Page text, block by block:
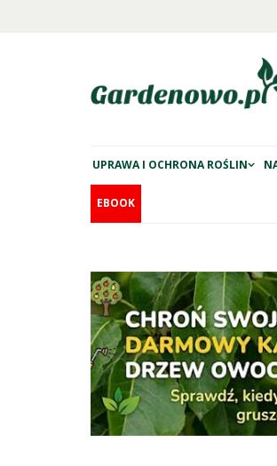
UPRAWA I OCHRONA ROŚLIN
EBOOK